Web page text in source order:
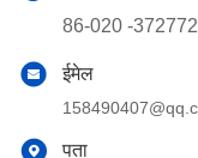
86-020 -
ईमेल
पता